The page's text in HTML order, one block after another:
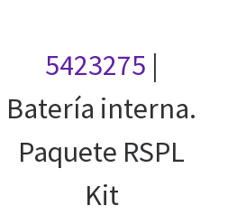
5423275 |
Batería interna.
Paquete RSPL
Kit